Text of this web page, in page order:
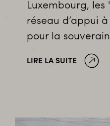
Luxembourg, les
réseau d’appui
pour la
LIRE LA SUITE